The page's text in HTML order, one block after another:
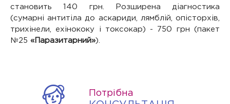
становить 140 грн. Розширена діагностика
(сумарні антитіла до аскариди, лямблій, опісторхів,
трихінели, ехінококу і токсокар) - 750 грн (пакет
№25 «Паразитарний»).
Потрібна